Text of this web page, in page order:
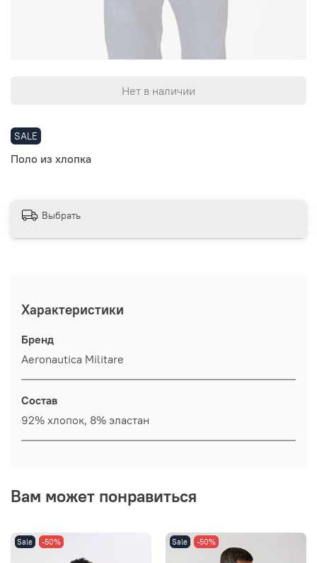
SALE
Поло из хлопка
Нет в наличии
Выбрать
Характеристики
Бренд
Aeronautica Militare
Состав
92% хлопок, 8% эластан
Вам может понравиться
Sale -50% Sale -50%